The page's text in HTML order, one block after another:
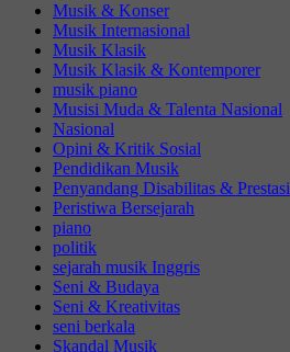
Musik & Konser
Musik Internasional
Musik Klasik
Musik Klasik & Kontemporer
musik piano
Musisi Muda & Talenta Nasional
Nasional
Opini & Kritik Sosial
Pendidikan Musik
Penyandang Disabilitas & Prestasi
Peristiwa Bersejarah
piano
politik
sejarah musik Inggris
Seni & Budaya
Seni & Kreativitas
seni berkala
Skandal Musik